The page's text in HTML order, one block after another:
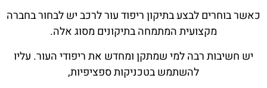
כאשר בוחרים לבצע בתיקון ריפוד עור לרכב יש לבחור בחברה
מקצועית המתמחה בתיקונים מסוג אלה.
יש חשיבות רבה למי שמתקן ומחדש את ריפודי העור. עליו
להשתמש בטכניקות ספציפיות,